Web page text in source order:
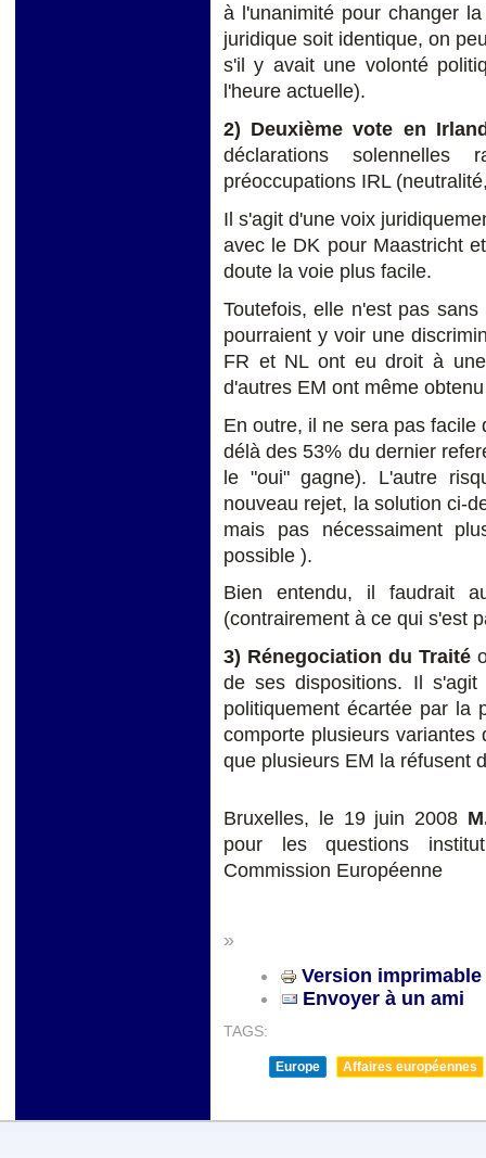
à l'unanimité pour changer
juridique soit identique, on
s'il y avait une volonté
l'heure actuelle).
2) Deuxième vote en
déclarations
préoccupations IRL
Il s'agit d'une voix
avec le DK pour Maastricht
doute la voie plus facile.
Toutefois, elle n'est pas
pourraient y voir une
FR et NL ont eu droit à
d'autres EM ont même
En outre, il ne sera pas
délà des 53% du dernier
le "oui" gagne). L'autre
nouveau rejet, la solution ci-
mais pas nécessaiment
possible ).
Bien entendu, il faudrait
(contrairement à ce qui s'est
3) Rénegociation du Traité
de ses dispositions. Il s'agit
politiquement écartée par la
comporte plusieurs variantes
que plusieurs EM la réfusent
Bruxelles, le 19 juin 2008
pour les questions
Commission Européenne
»
Version imprimable
Envoyer à un ami
TAGS:
Europe Affaires européennes